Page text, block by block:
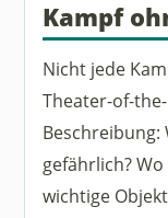
Kampf
Nicht jede
Theater-of-
Beschreibung:
gefährlich?
wichtige